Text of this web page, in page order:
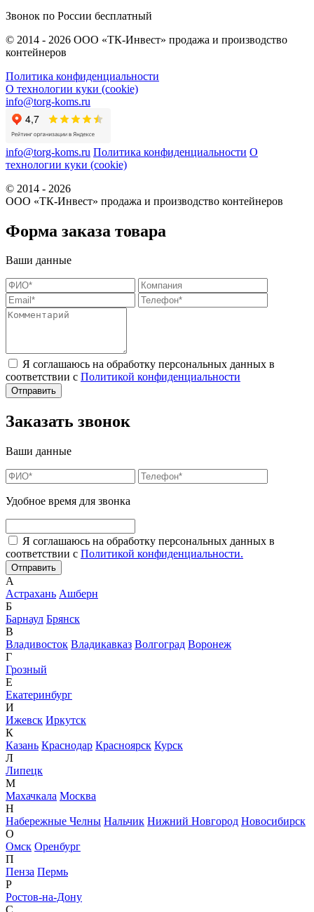
Звонок по России бесплатный
© 2014 - 2026 ООО «ТК-Инвест» продажа и производство
контейнеров
Политика конфиденциальности
О технологии куки (cookie)
info@torg-koms.ru
info@torg-koms.ru Политика конфиденциальности О
технологии куки (cookie)
© 2014 - 2026
ООО «ТК-Инвест» продажа и производство контейнеров
Форма заказа товара
Ваши данные
Я соглашаюсь на обработку персональных данных в
соответствии с Политикой конфиденциальности
Заказать звонок
Ваши данные
Удобное время для звонка
Я соглашаюсь на обработку персональных данных в
соответствии с Политикой конфиденциальности.
А
Астрахань Ашберн
Б
Барнаул Брянск
В
Владивосток Владикавказ Волгоград Воронеж
Г
Грозный
Е
Екатеринбург
И
Ижевск Иркутск
К
Казань Краснодар Красноярск Курск
Л
Липецк
М
Махачкала Москва
Н
Набережные Челны Нальчик Нижний Новгород Новосибирск
О
Омск Оренбург
П
Пенза Пермь
Р
Ростов-на-Дону